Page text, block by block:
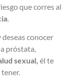
que corres al
.
deseas conocer
próstata,
sexual, él te